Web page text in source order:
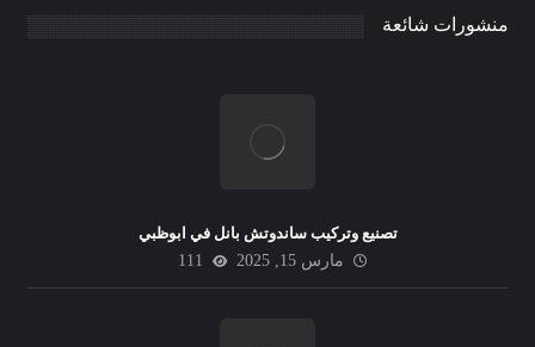
منشورات شائعة
تصنيع وتركيب ساندوتش بانل في ابوظبي
مارس 15, 2025
111